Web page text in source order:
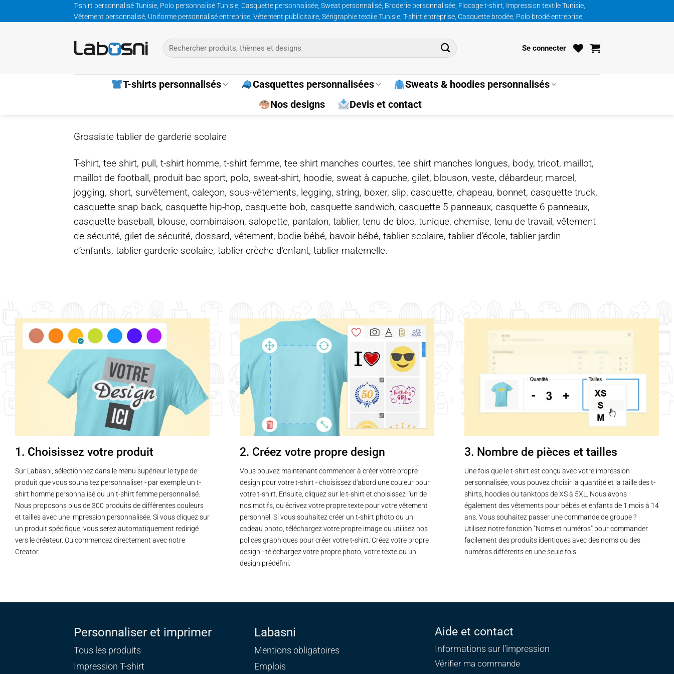
au
T-shirt personnalisé Tunisie, Polo personnalisé Tunisie, Casquette personnalisée, Sweat personnalisé, Broderie personnalisée, Flocage t-shirt, Impression textile Tunisie,
Vêtement personnalisé, Uniforme personnalisé entreprise, Vêtement publicitaire, Sérigraphie textile Tunisie, T-shirt entreprise, Casquette brodée, Polo brodé entreprise,
Recherche
pour :
Se connecter
T-shirts personnalisés Casquettes personnalisées
Sweats & hoodies personnalisés
Nos designs
Devis et contact
Grossiste tablier de garderie scolaire
T-shirt, tee shirt, pull, t-shirt homme, t-shirt femme, tee shirt manches courtes, tee shirt manches longues, body, tricot, maillot,
maillot de football, produit bac sport, polo, sweat-shirt, hoodie, sweat à capuche, gilet, blouson, veste, débardeur, marcel,
jogging, short, survêtement, caleçon, sous-vêtements, legging, string, boxer, slip, casquette, chapeau, bonnet, casquette truck,
casquette snap back, casquette hip-hop, casquette bob, casquette sandwich, casquette 5 panneaux, casquette 6 panneaux,
casquette baseball, blouse, combinaison, salopette, pantalon, tablier, tenu de bloc, tunique, chemise, tenu de travail, vêtement
de sécurité, gilet de sécurité, dossard, vêtement, bodie bébé, bavoir bébé, tablier scolaire, tablier d’école, tablier jardin
d’enfants, tablier garderie scolaire, tablier crèche d’enfant, tablier maternelle.
1. Choisissez votre produit
Sur Labasni, sélectionnez dans le menu supérieur le type de
produit que vous souhaitez personnaliser - par exemple un t-
shirt homme personnalisé ou un t-shirt femme personnalisé.
Nous proposons plus de 300 produits de différentes couleurs
et tailles avec une impression personnalisée. Si vous cliquez sur
un produit spécifique, vous serez automatiquement redirigé
vers le créateur. Ou commencez directement avec notre
Creator.
2. Créez votre propre design
Vous pouvez maintenant commencer à créer votre propre
design pour votre t-shirt - choisissez d'abord une couleur pour
votre t-shirt. Ensuite, cliquez sur le t-shirt et choisissez l'un de
nos motifs, ou écrivez votre propre texte pour votre vêtement
personnel. Si vous souhaitez créer un t-shirt photo ou un
cadeau photo, téléchargez votre propre image ou utilisez nos
polices graphiques pour créer votre t-shirt. Créez votre propre
design - téléchargez votre propre photo, votre texte ou un
design prédéfini.
3. Nombre de pièces et tailles
Une fois que le t-shirt est conçu avec votre impression
personnalisée, vous pouvez choisir la quantité et la taille des t-
shirts, hoodies ou tanktops de XS à 5XL. Nous avons
également des vêtements pour bébés et enfants de 1 mois à 14
ans. Vous souhaitez passer une commande de groupe ?
Utilisez notre fonction "Noms et numéros" pour commander
facilement des produits identiques avec des noms ou des
numéros différents en une seule fois.
Personnaliser et imprimer
Tous les produits
Impression T-shirt
Labasni
Mentions obligatoires
Emplois
Aide et contact
Informations sur l'impression
Vérifier ma commande